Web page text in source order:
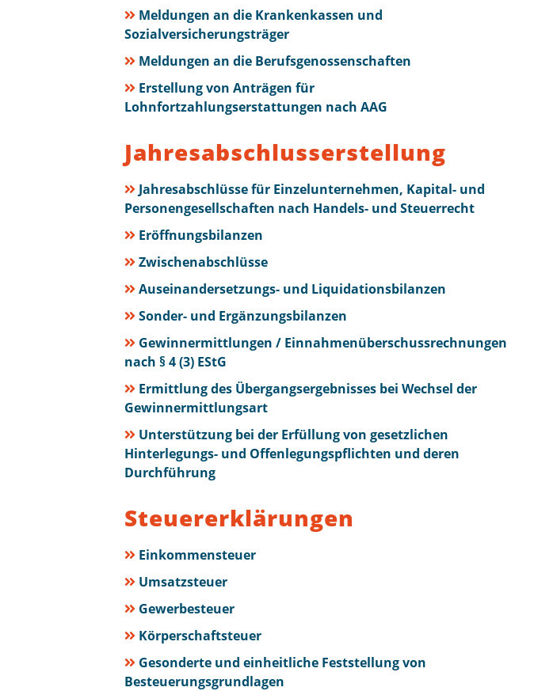
Meldungen an die Krankenkassen und
Sozialversicherungsträger
Meldungen an die Berufsgenossenschaften
Erstellung von Anträgen für
Lohnfortzahlungserstattungen nach AAG
Jahresabschlusserstellung
Jahresabschlüsse für Einzelunternehmen, Kapital- und
Personengesellschaften nach Handels- und Steuerrecht
Eröffnungsbilanzen
Zwischenabschlüsse
Auseinandersetzungs- und Liquidationsbilanzen
Sonder- und Ergänzungsbilanzen
Gewinnermittlungen / Einnahmenüberschussrechnungen
nach § 4 (3) EStG
Ermittlung des Übergangsergebnisses bei Wechsel der
Gewinnermittlungsart
Unterstützung bei der Erfüllung von gesetzlichen
Hinterlegungs- und Offenlegungspflichten und deren
Durchführung
Steuererklärungen
Einkommensteuer
Umsatzsteuer
Gewerbesteuer
Körperschaftsteuer
Gesonderte und einheitliche Feststellung von
Besteuerungsgrundlagen